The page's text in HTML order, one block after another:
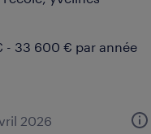
- 33 600 € par année
2026